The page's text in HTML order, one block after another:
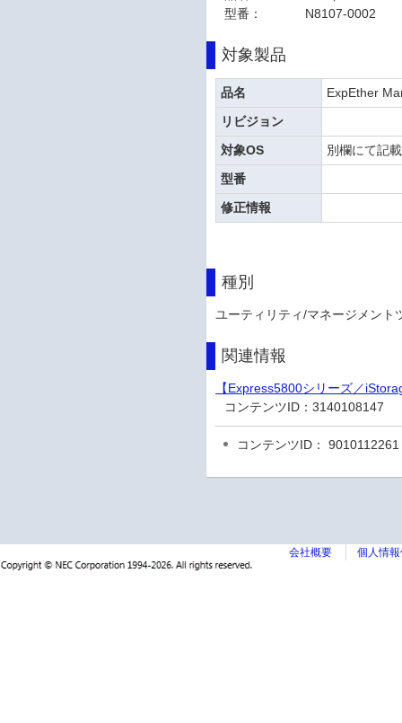
型番：
N8107-0002
対象製品
品名
ExpEther
リビジョン
対象OS
別欄にて記載
型番
修正情報
種別
ユーティリティ/マネージメント
関連情報
【Express5800シリーズ／
コンテンツID：3140108147
コンテンツID： 9010112261
会社概要 個人情